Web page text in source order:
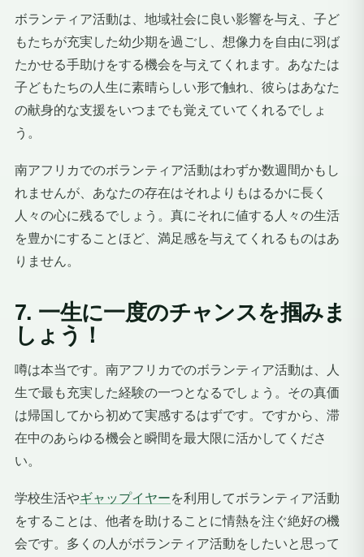
ボランティア活動は、地域社会に良い影響を与え、子ど
もたちが充実した幼少期を過ごし、想像力を自由に羽ば
たかせる手助けをする機会を与えてくれます。あなたは
子どもたちの人生に素晴らしい形で触れ、彼らはあなた
の献身的な支援をいつまでも覚えていてくれるでしょ
う。
南アフリカでのボランティア活動はわずか数週間かもし
れませんが、あなたの存在はそれよりもはるかに長く
人々の心に残るでしょう。真にそれに値する人々の生活
を豊かにすることほど、満足感を与えてくれるものはあ
りません。
7. 一生に一度のチャンスを掴みま
しょう！
噂は本当です。南アフリカでのボランティア活動は、人
生で最も充実した経験の一つとなるでしょう。その真価
は帰国してから初めて実感するはずです。ですから、滞
在中のあらゆる機会と瞬間を最大限に活かしてくださ
い。
学校生活やギャップイヤーを利用してボランティア活動
をすることは、他者を助けることに情熱を注ぐ絶好の機
会です。多くの人がボランティア活動をしたいと思って